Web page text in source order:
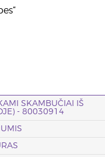
SKAMBUČIAI IŠ
- 80030914